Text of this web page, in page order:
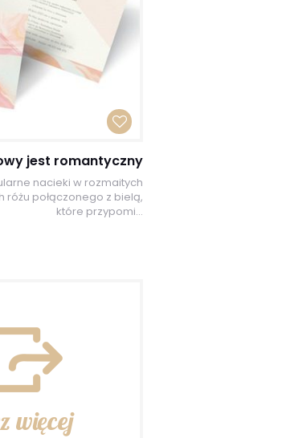
jest romantyczny
nacieki w rozmaitych
różu połączonego z bielą,
które przypomi...
więcej